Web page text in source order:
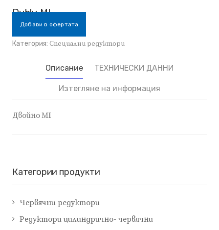
Dublu MI
Добави в офертата
Категория: Специални редуктори
Описание ТЕХНИЧЕСКИ ДАННИ
Изтегляне на информация
Двойно MI
Категории продукти
Червячни редуктори
Редуктори цилиндрично- червячни